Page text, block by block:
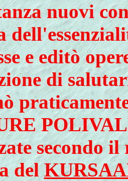
nuovi
e editò
di
secondo
del